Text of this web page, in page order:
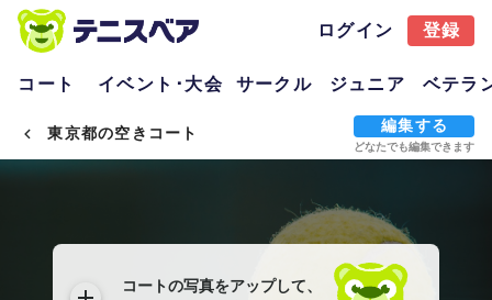
ログイン 登録
コート イベント･大会 サークル ジュニア ベテラ
東京都の空きコート 編集する
どなたでも編集できます
コートの写真をアップして、